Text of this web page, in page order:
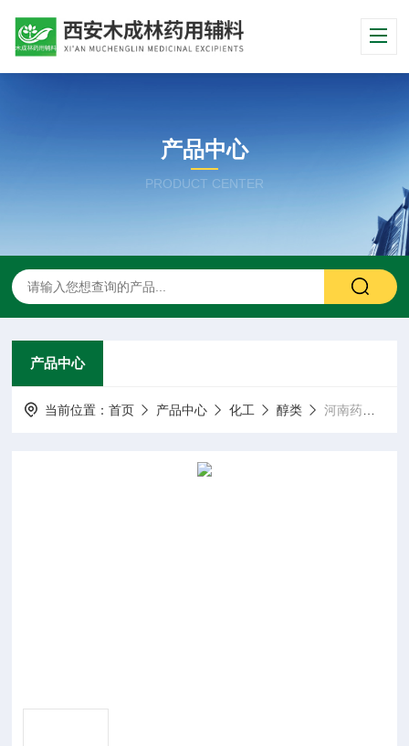
产品中心
PRODUCT CENTER
产品中心
当前位置：首页 产品中心 化工 醇类 河南药用免费供样